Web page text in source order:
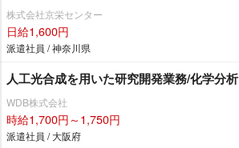
株式会社京栄センター
日給1,600円
派遣社員 / 神奈川県
人工光合成を用いた研究開発業務/化学分析
WDB株式会社
時給1,700円～1,750円
派遣社員 / 大阪府